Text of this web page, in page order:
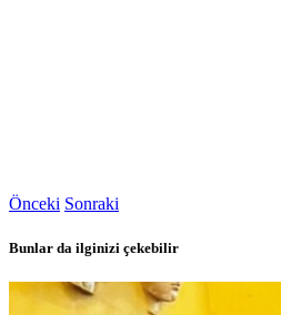
Önceki Sonraki
Bunlar da ilginizi çekebilir